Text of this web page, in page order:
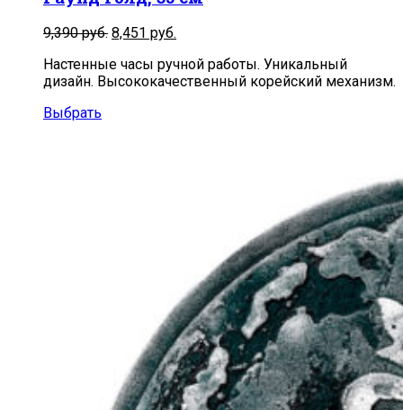
9,390руб. Первоначальная
составляла
9,390
8,451 руб.
8,451
руб..
Настенные часы ручной работы. Уникальный
дизайн. Высококачественный корейский механизм.
Выбрать